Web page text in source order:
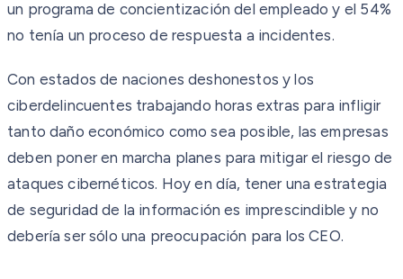
un programa de concientización del empleado y el 54%
no tenía un proceso de respuesta a incidentes.
Con estados de naciones deshonestos y los
ciberdelincuentes trabajando horas extras para infligir
tanto daño económico como sea posible, las empresas
deben poner en marcha planes para mitigar el riesgo de
ataques cibernéticos. Hoy en día, tener una estrategia
de seguridad de la información es imprescindible y no
debería ser sólo una preocupación para los CEO.